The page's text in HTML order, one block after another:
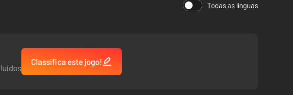
Todas as línguas
Classifica este jogo!